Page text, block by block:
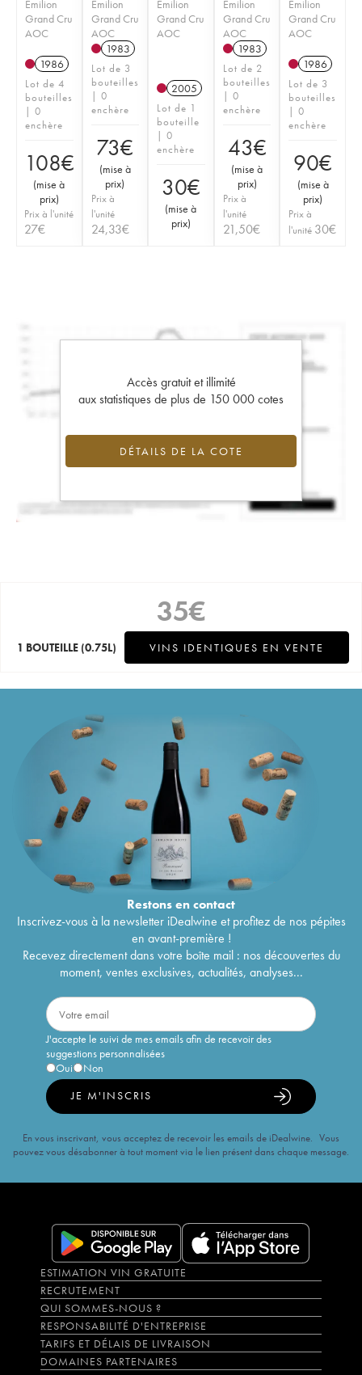
Émilion
Grand Cru
AOC
1986
Lot de 4
bouteilles
| 0
enchère
108€
(mise à
prix)
Prix à l'unité
27€
Émilion
Grand Cru
AOC
1983
Lot de 3
bouteilles
| 0
enchère
73€
(mise à
prix)
Prix à
l'unité
24,33€
Émilion
Grand Cru
AOC
2005
Lot de 1
bouteille
| 0
enchère
30€
(mise à
prix)
Émilion
Grand Cru
AOC
1983
Lot de 2
bouteilles
| 0
enchère
43€
(mise à
prix)
Prix à
l'unité
21,50€
Émilion
Grand Cru
AOC
1986
Lot de 3
bouteilles
| 0
enchère
90€
(mise à
prix)
Prix à
l'unité 30€
Accès gratuit et illimité
aux statistiques de plus de 150 000 cotes
DÉTAILS DE LA COTE
35€
1 BOUTEILLE (0.75L) VINS IDENTIQUES EN VENTE
Restons encontact
Inscrivez-vous à la newsletter iDealwine et profitez de nos pépites
en avant-première !
Recevez directement dans votre boîte mail : nos découvertes du
moment, ventes exclusives, actualités, analyses...
J'accepte le suivi de mes emails afin de recevoir des
suggestions personnalisées
Oui
Non
JE M'INSCRIS
En vous inscrivant, vous acceptez de recevoir les emails de iDealwine. Vous
pouvez vous désabonner à tout moment via le lien présent dans chaque message.
ESTIMATION VIN GRATUITE
RECRUTEMENT
QUI SOMMES-NOUS ?
RESPONSABILITÉ D'ENTREPRISE
TARIFS ET DÉLAIS DE LIVRAISON
DOMAINES PARTENAIRES